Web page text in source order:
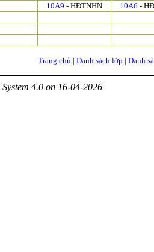
10A9 - HĐTNHN 10A6 -
Trang chủ| Danh sách lớp | Danh
4.0 on 16-04-2026